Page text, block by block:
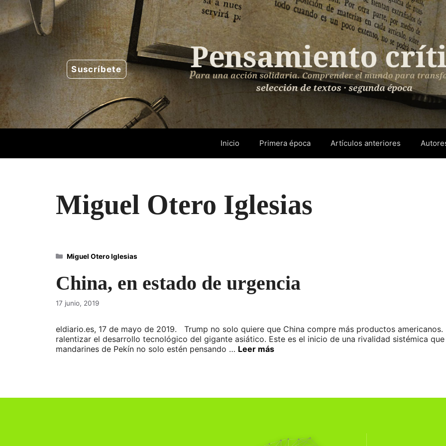
Saltar
al
contenido
Suscríbete
Inicio Primera época Artículos anteriores
Miguel Otero Iglesias
China, en estado de urgencia
17 junio, 2019
eldiario.es, 17 de mayo de 2019. Trump no solo quiere que China compre más productos
ralentizar el desarrollo tecnológico del gigante asiático. Este es el inicio de una rivalidad sistémica
mandarines de Pekín no solo estén pensando … Leer más
Categorías
Miguel Otero Iglesias